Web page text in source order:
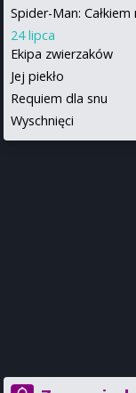
Spider-Man:
24 lipca
Ekipa zwierzaków
Jej piekło
Requiem dla snu
Wyschnięci